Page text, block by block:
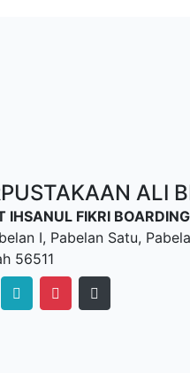
ALI
IHSANUL FIKRI
I, Pabelan Satu,
56511